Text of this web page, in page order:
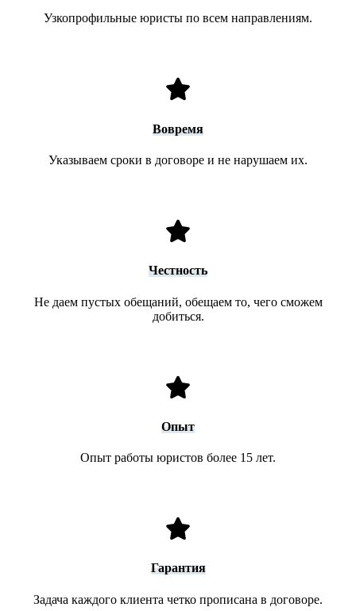
Узкопрофильные юристы по всем направлениям.
Вовремя
Указываем сроки в договоре и не нарушаем их.
Честность
Не даем пустых обещаний, обещаем то, чего сможем
добиться.
Опыт
Опыт работы юристов более 15 лет.
Гарантия
Задача каждого клиента четко прописана в договоре.